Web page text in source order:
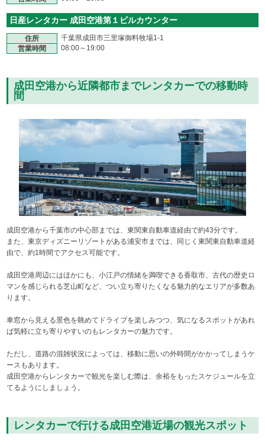
日産レンタカー 成田空港第１ビルカウンター
住所
千葉県成田市三里塚御料牧場1-1
営業時間
08:00～19:00
成田空港から近隣都市までレンタカーでの移動時
間
成田空港から千葉市の中心部までは、東関東自動車道経由で約43分です。
また、東京ディズニーリゾートがある浦安市までは、同じく東関東自動車道経
由で、約1時間でアクセス可能です。
成田空港周辺にはほかにも、小江戸の情緒を満喫できる香取市、古代の歴史ロ
マンを感じられる芝山町など、つい立ち寄りたくなる魅力的なエリアが多数あ
ります。
車窓から見える景色を眺めてドライブを楽しみつつ、気になるスポットがあれ
ば気軽に立ち寄りやすいのもレンタカーの魅力です。
ただし、道路の混雑状況によっては、移動に思いの外時間がかかってしまうケ
ースもあります。
成田空港からレンタカーで観光を楽しむ際は、余裕をもったスケジュールを立
てるようにしましょう。
レンタカーで行ける成田空港近場の観光スポット